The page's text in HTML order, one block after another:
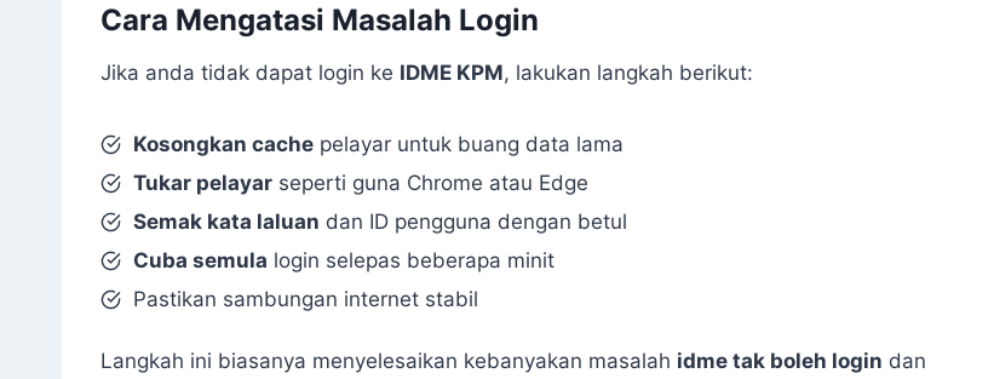
Cara Mengatasi Masalah Login
Jika anda tidak dapat login ke IDME KPM, lakukan langkah berikut:
Kosongkan cache pelayar untuk buang data lama
Tukar pelayar seperti guna Chrome atau Edge
Semak kata laluan dan ID pengguna dengan betul
Cuba semula login selepas beberapa minit
Pastikan sambungan internet stabil
Langkah ini biasanya menyelesaikan kebanyakan masalah idme tak boleh login dan